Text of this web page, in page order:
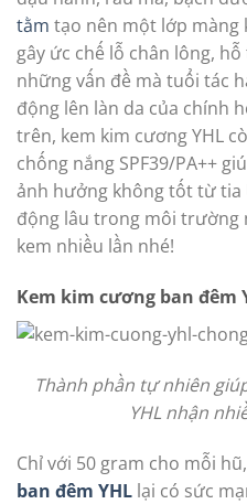
tằm tạo nên một lớp màng
gây ức chế lỗ chân lông,
những vấn đề mà tuổi tác
động lên làn da của chính
trên, kem kim cương YHL
chống nắng SPF39/PA++
ảnh hưởng không tốt từ tia
động lâu trong môi trường
kem nhiều lần nhé!
Kem kim cương ban đêm
Thành phần tự nhiên
YHL nhận
Chỉ với 50 gram cho mỗi
ban đêm YHL lại có sức